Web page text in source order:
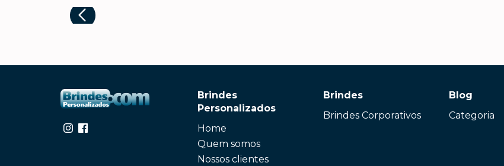
Brindes
Personalizados
Home
Quem somos
Nossos clientes
Brindes
Brindes Corporativos
Blog
Categoria